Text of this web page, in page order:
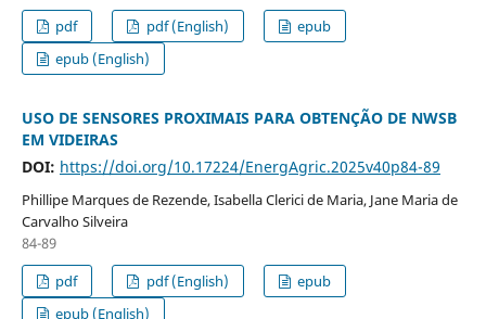
pdf
pdf (English)
epub
epub (English)
USO DE SENSORES PROXIMAIS PARA OBTENÇÃO DE NWSB
EM VIDEIRAS
DOI: https://doi.org/10.17224/EnergAgric.2025v40p84-89
Phillipe Marques de Rezende, Isabella Clerici de Maria, Jane Maria de
Carvalho Silveira
84-89
pdf
pdf (English)
epub
epub (English)